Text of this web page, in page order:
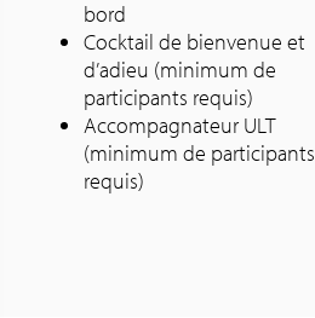
bord
Cocktail de bienvenue et
d’adieu (minimum de
participants requis)
Accompagnateur ULT
(minimum de participants
requis)